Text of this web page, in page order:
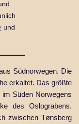
und
Südnorwegen. Die
erkaltet. Das größte
Süden Norwegens
des Oslograbens.
zwischen Tønsberg